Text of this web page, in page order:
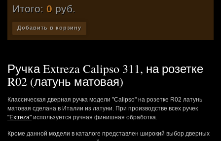
Итого: 0 руб.
Добавить в корзину
Ручка Extreza Calipso 311, на розетке
R02 (латунь матовая)
Классическая дверная ручка модели "Calipso" на розетке R02 латунь
матовая сделана в Италии из латуни. При производстве всех ручек
"Extreza" используется ручная финишная обработка.
Кроме данной модели в каталоге представлен широкий выбор дверных